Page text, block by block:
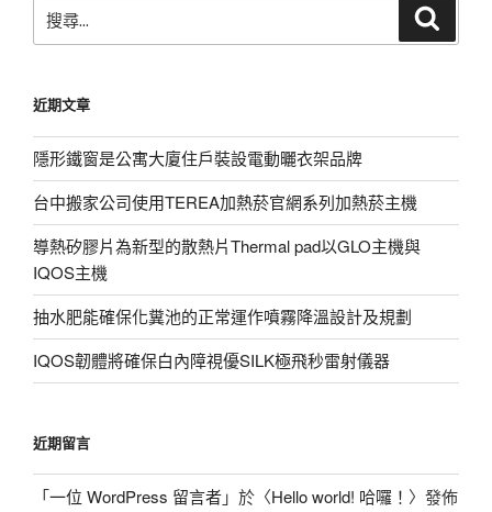
尋
字:
近期文章
隱形鐵窗是公寓大廈住戶裝設電動曬衣架品牌
台中搬家公司使用TEREA加熱菸官網系列加熱菸主機
導熱矽膠片為新型的散熱片Thermal pad以GLO主機與
IQOS主機
抽水肥能確保化糞池的正常運作噴霧降溫設計及規劃
IQOS韌體將確保白內障視優SILK極飛秒雷射儀器
近期留言
「一位 WordPress 留言者」於〈Hello world! 哈囉！ 〉發佈